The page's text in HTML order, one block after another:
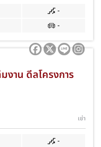
-
-
าน ดีลโครงการ
เช่า
-